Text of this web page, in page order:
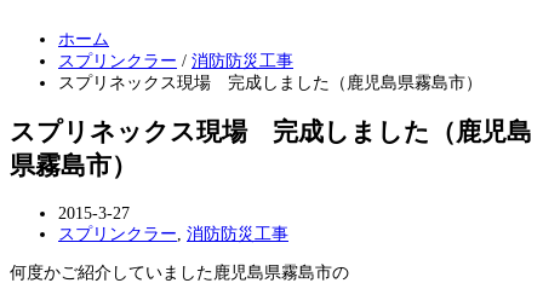
ホーム
スプリンクラー / 消防防災工事
スプリネックス現場 完成しました（鹿児島県霧島市）
スプリネックス現場 完成しました（鹿児島
県霧島市）
2015-3-27
スプリンクラー 消防防災工事
何度かご紹介していました鹿児島県霧島市の